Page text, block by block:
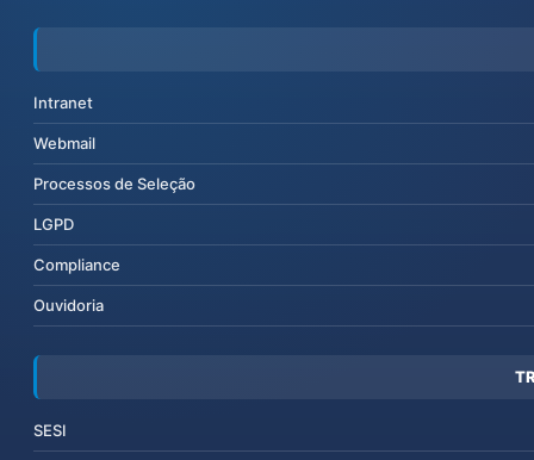
Intranet
Webmail
Processos de Seleção
LGPD
Compliance
Ouvidoria
SESI